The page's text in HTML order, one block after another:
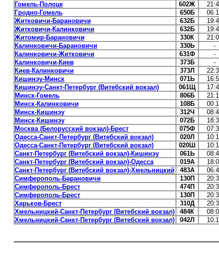
Гомель-Полоцк
602Ж
Гродно-Гомель
650Б
Житковичи-Барановичи
632Б
Житковичи-Калинковичи
632Б
Житомир-Барановичи
330К
Калинковичи-Барановичи
330Ь
-
Калинковичи-Житковичи
631Ф
-
Калинковичи-Киев
373Б
-
Киев-Калинковичи
373Л
Кишинэу-Минск
071Ь
Кишинэу-Санкт-Петербург (Витебский вокзал)
061Щ
Минск-Гомель
806Б
Минск-Калинковичи
108Б
Минск-Кишинэу
312Ч
Минск-Кишинэу
072Б
Москва (Белорусский вокзал)-Брест
075Ф
Одесса-Санкт-Петербург (Витебский вокзал)
020Л
Одесса-Санкт-Петербург (Витебский вокзал)
020Ш
Санкт-Петербург (Витебский вокзал)-Кишинэу
061Ь
Санкт-Петербург (Витебский вокзал)-Одесса
019А
Санкт-Петербург (Витебский вокзал)-Хмельницкий
483А
Симферополь-Барановичи
130П
Симферополь-Брест
474П
Симферополь-Брест
130П
Харьков-Брест
310Д
Хмельницкий-Санкт-Петербург (Витебский вокзал)
484К
Хмельницкий-Санкт-Петербург (Витебский вокзал)
042Л